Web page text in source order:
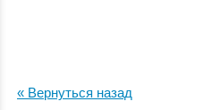
« Вернуться назад